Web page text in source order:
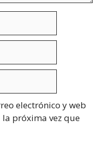
electrónico y web
próxima vez que